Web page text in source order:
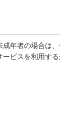
年者の場合は
ビスを利用す